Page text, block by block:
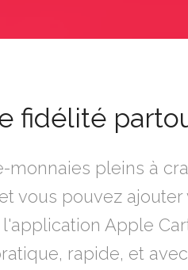
fidélité
monnaies pleins à
vous pouvez ajouter
Apple
rapide, et